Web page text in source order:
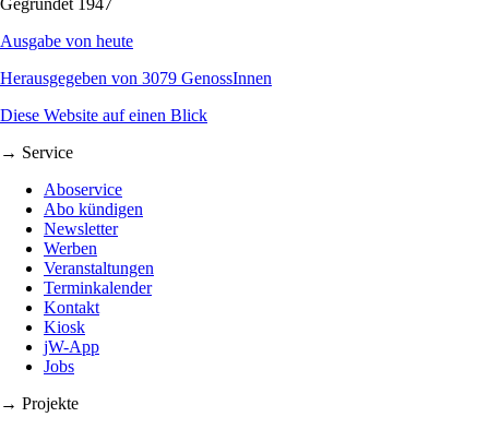
Gegründet 1947
Ausgabe von heute
Herausgegeben von 3079 GenossInnen
Diese Website auf einen Blick
→ Service
Aboservice
Abo kündigen
Newsletter
Werben
Veranstaltungen
Terminkalender
Kontakt
Kiosk
jW-App
Jobs
→ Projekte